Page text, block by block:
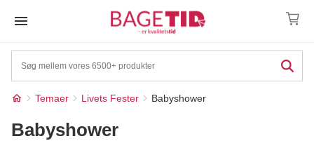
Temaer Livets Fester Babyshower
Babyshower